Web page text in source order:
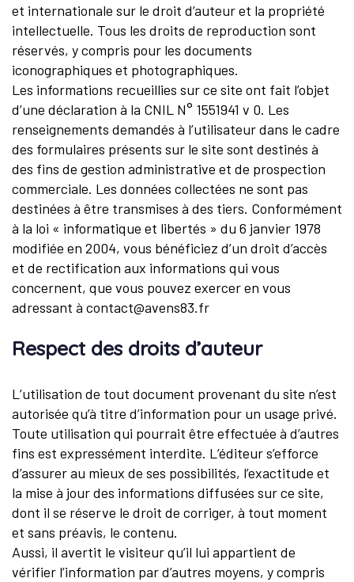
et internationale sur le droit d’auteur et la propriété
intellectuelle. Tous les droits de reproduction sont
réservés, y compris pour les documents
iconographiques et photographiques.
Les informations recueillies sur ce site ont fait l’objet
d’une déclaration à la CNIL N° 1551941 v 0. Les
renseignements demandés à l’utilisateur dans le cadre
des formulaires présents sur le site sont destinés à
des fins de gestion administrative et de prospection
commerciale. Les données collectées ne sont pas
destinées à être transmises à des tiers. Conformément
à la loi « informatique et libertés » du 6 janvier 1978
modifiée en 2004, vous bénéficiez d’un droit d’accès
et de rectification aux informations qui vous
concernent, que vous pouvez exercer en vous
adressant à contact@avens83.fr
Respect des droits d’auteur
L’utilisation de tout document provenant du site n’est
autorisée qu’à titre d’information pour un usage privé.
Toute utilisation qui pourrait être effectuée à d’autres
fins est expressément interdite. L’éditeur s’efforce
d’assurer au mieux de ses possibilités, l’exactitude et
la mise à jour des informations diffusées sur ce site,
dont il se réserve le droit de corriger, à tout moment
et sans préavis, le contenu.
Aussi, il avertit le visiteur qu’il lui appartient de
vérifier l’information par d’autres moyens, y compris